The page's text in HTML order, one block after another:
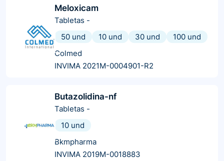
Meloxicam
Tabletas -
50 und
10 und 30 und
100 und
Colmed
INVIMA 2021M-0004901-R2
Butazolidina-nf
Tabletas -
10 und
Bkmpharma
INVIMA 2019M-0018883